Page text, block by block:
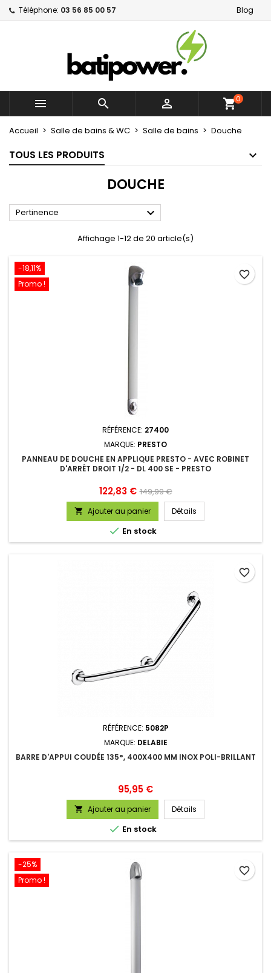
Téléphone: 03 56 85 00 57 Blog
   shopping_cart0
Accueil Salle de bains & WC Salle de bains Douche
TOUS LES PRODUITS
DOUCHE
Pertinence 
Affichage 1-12 de 20 article(s)
-18,11%
Promo !
RÉFÉRENCE: 27400
MARQUE: PRESTO
PANNEAU DE DOUCHE EN APPLIQUE PRESTO - AVEC ROBINET
D'ARRÊT DROIT 1/2 - DL 400 SE - PRESTO
Prix
122,83 € Prix
de
base
149,99 €
 Ajouter au panier Détails
 En stock
favorite_border
RÉFÉRENCE: 5082P
MARQUE: DELABIE
BARRE D'APPUI COUDÉE 135°, 400X400 MM INOX POLI-BRILLANT
Prix
95,95 €
 Ajouter au panier Détails
 En stock
favorite_border
-25%
Promo !
favorite_border
Mes listes d'envies ×
Créer une nouvelle liste
((modalTitle)) ×
((confirmMessage))
((cancelText)) ((modalDeleteText))
Créer une liste d'envies ×
Nom de la liste d'envies
Annuler Créer une liste d'envies
Connexion ×
Vous devez être connecté pour ajouter des produits
à votre liste d'envies.
Annuler Connexion